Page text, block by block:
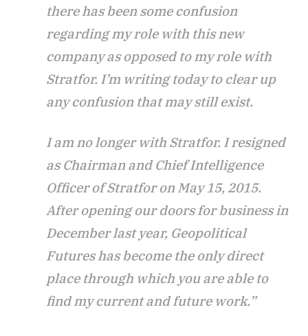
there has been some confusion
regarding my role with this new
company as opposed to my role with
Stratfor. I’m writing today to clear up
any confusion that may still exist.
I am no longer with Stratfor. I resigned
as Chairman and Chief Intelligence
Officer of Stratfor on May 15, 2015.
After opening our doors for business in
December last year, Geopolitical
Futures has become the only direct
place through which you are able to
find my current and future work.”